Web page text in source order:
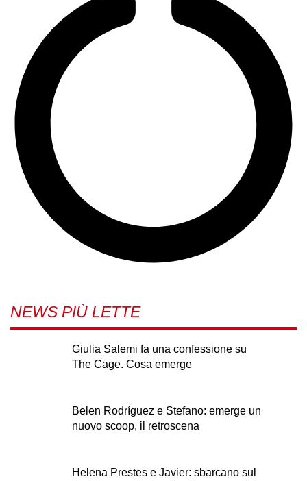
NEWS PIÙ LETTE
Giulia Salemi fa una confessione su
The Cage. Cosa emerge
Belen Rodríguez e Stefano: emerge un
nuovo scoop, il retroscena
Helena Prestes e Javier: sbarcano sul